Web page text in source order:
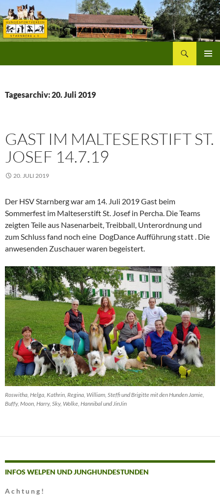
Inhalt
springen
Tagesarchiv: 20. Juli 2019
GAST IM MALTESERSTIFT ST.
JOSEF 14.7.19
20. JULI 2019
Der HSV Starnberg war am 14. Juli 2019 Gast beim
Sommerfest im Malteserstift St. Josef in Percha. Die Teams
zeigten Teile aus Nasenarbeit, Treibball, Unterordnung und
zum Schluss fand noch eine DogDance Aufführung statt . Die
anwesenden Zuschauer waren begeistert.
Roswitha, Helga, Kathrin, Regina, William, Steffi und Brigitte mit den Hunden Jamie,
Buffy, Moon, Harry, Sky, Wolke, Hannibal und JinJin
INFOS WELPEN UND JUNGHUNDESTUNDEN
A c h t u n g !